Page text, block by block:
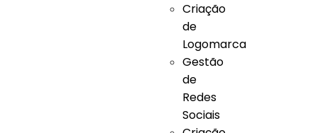
Criação
de
Logomarca
Gestão
de
Redes
Sociais